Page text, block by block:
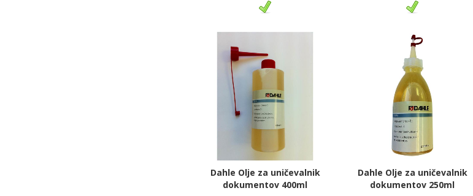
Dahle Olje za uničevalnik
dokumentov 400ml
Dahle Olje za uničevalnik
dokumentov 250ml